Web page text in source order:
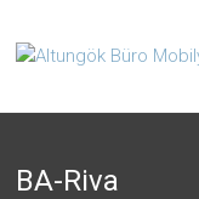
BA-Riva